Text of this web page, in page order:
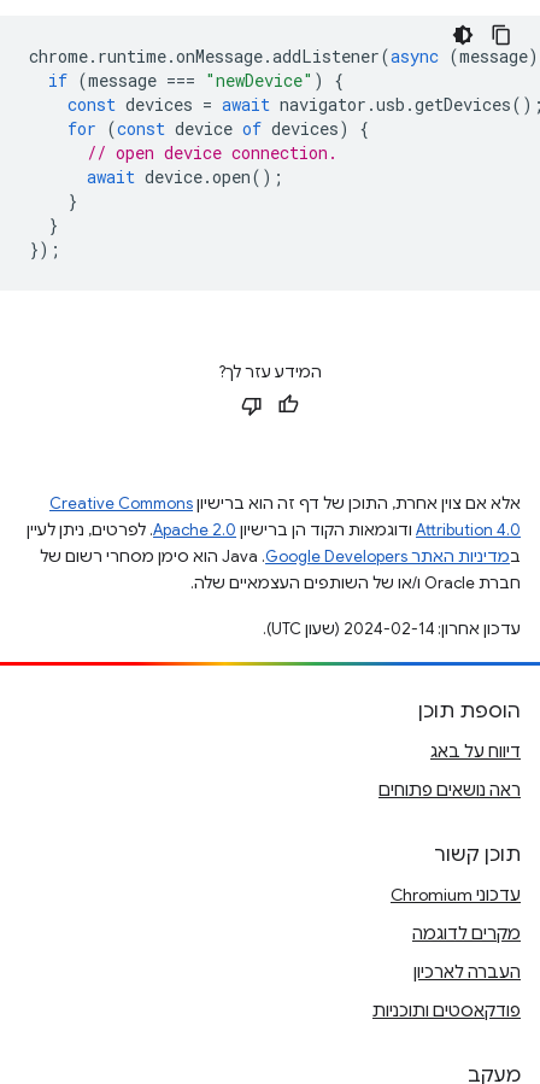
chrome. runtime.onMessage.addListener(async (message)
if (message === "newDevice" )
{
const devices = await navigator .usb .getDevices
for (const device of devices)
{
// open device connection.
await device.open();
}
}
});
המידע עזר לך?
אלא אם צוין אחרת, התוכן של דף זה הוא ברישיוןCreative Commons
Attribution 4.0 ודוגמאות הקוד הן ברישיון Apache 2.0. לפרטים, ניתן לעיין
במדיניות האתר Google Developers‏
.‏ Java הוא סימן מסחרי רשום של
חברת Oracle ו/או של השותפים העצמאיים שלה.
עדכון אחרון: 2024-02-14 (שעון UTC).
הוספת תוכן
דיווח על באג
ראה נושאים פתוחים
תוכן קשור
עדכוני Chromium
מקרים לדוגמה
העברה לארכיון
פודקאסטים ותוכניות
מעקב